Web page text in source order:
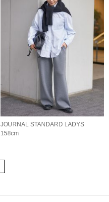
JOURNAL STANDARD LADYS
158cm